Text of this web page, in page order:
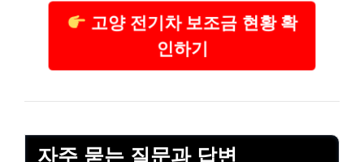
고양 전기차 보조금 현황 확
인하기
자주 묻는 질문과 답변